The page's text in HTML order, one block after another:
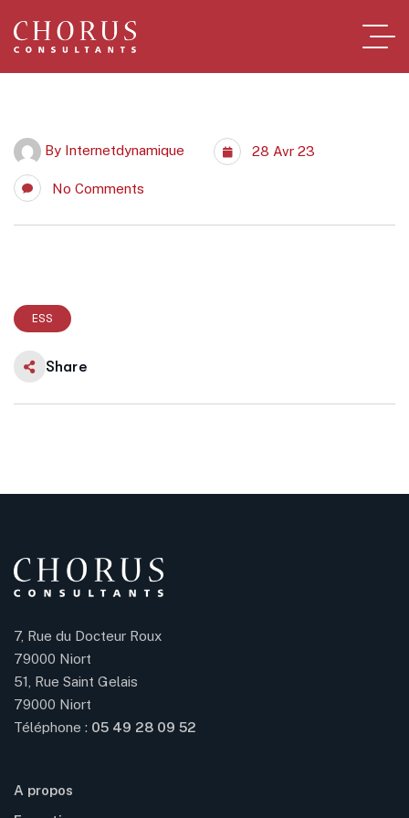
By Internetdynamique 28 Avr 23
No Comments
ESS
Share
7, Rue du Docteur Roux
79000 Niort
51, Rue Saint Gelais
79000 Niort
Téléphone : 05 49 28 09 52
A propos